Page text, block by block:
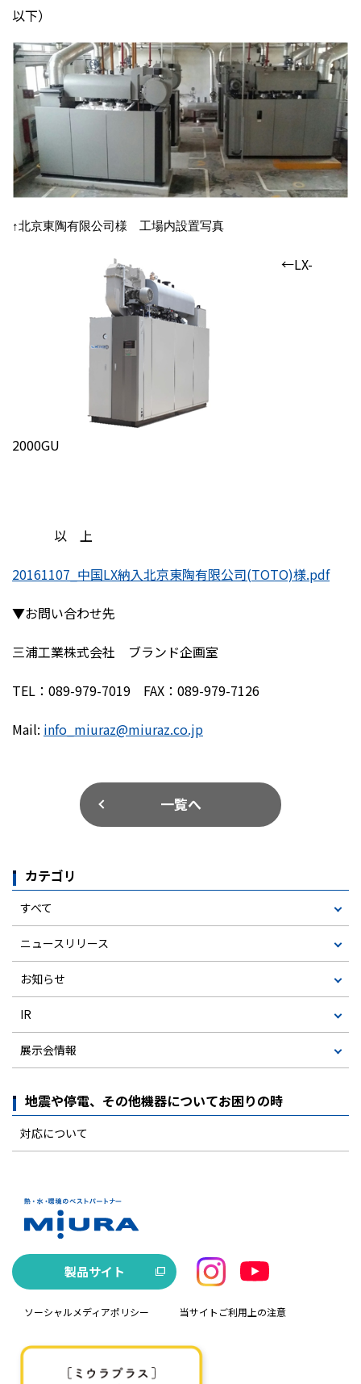
以下）
↑北京東陶有限公司様 工場内設置写真
←LX-
2000GU
以 上
20161107_中国LX納入北京東陶有限公司(TOTO)様.pdf
▼お問い合わせ先
三浦工業株式会社 ブランド企画室
TEL：089-979-7019 FAX：089-979-7126
Mail: info_miuraz@miuraz.co.jp
一覧へ
カテゴリ
すべて
ニュースリリース
お知らせ
IR
展示会情報
地震や停電、その他機器についてお困りの時
対応について
製品サイト
ソーシャルメディアポリシー 当サイトご利用上の注意